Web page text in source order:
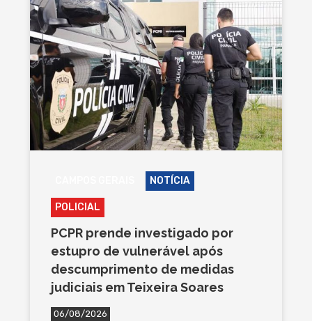
NOTÍCIA
POLICIAL
PCPR prende investigado por
estupro de vulnerável após
descumprimento de medidas
judiciais em Teixeira Soares
06/08/2026